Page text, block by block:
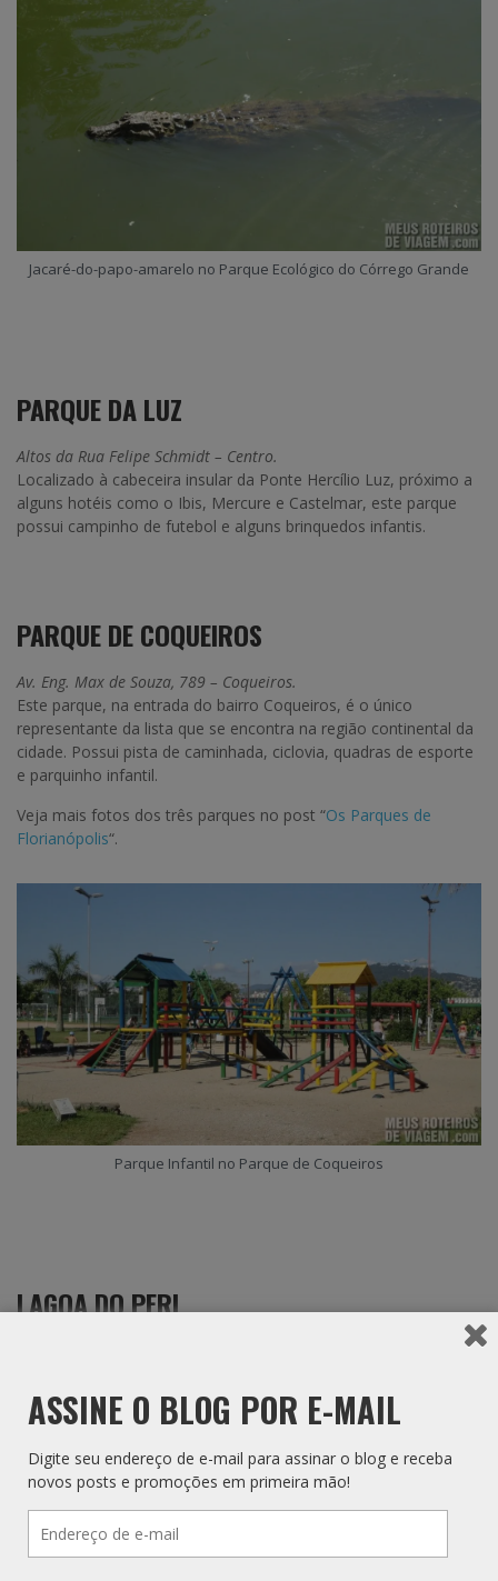
Jacaré-do-papo-amarelo no Parque Ecológico do Córrego Grande
PARQUE DA LUZ
Altos da Rua Felipe Schmidt – Centro.
Localizado à cabeceira insular da Ponte Hercílio Luz, próximo a
alguns hotéis como o Ibis, Mercure e Castelmar, este parque
possui campinho de futebol e alguns brinquedos infantis.
PARQUE DE COQUEIROS
Av. Eng. Max de Souza, 789 – Coqueiros.
Este parque, na entrada do bairro Coqueiros, é o único
representante da lista que se encontra na região continental da
cidade. Possui pista de caminhada, ciclovia, quadras de esporte
e parquinho infantil.
Veja mais fotos dos três parques no post “Os Parques de
Florianópolis“.
Parque Infantil no Parque de Coqueiros
LAGOA DO PERI
Ilha e possui uma boa estrutura para receber as famílias, com
estacionamento, banheiros, parque infantil, muitas árvores e
TRAPICHE DA AV. BEIRA-MAR NORTE
ASSINE O BLOG POR E-MAIL
Digite seu endereço de e-mail para assinar o blog e receba
novos posts e promoções em primeira mão!
de